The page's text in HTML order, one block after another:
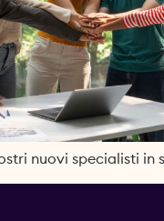
nuovi specialisti in